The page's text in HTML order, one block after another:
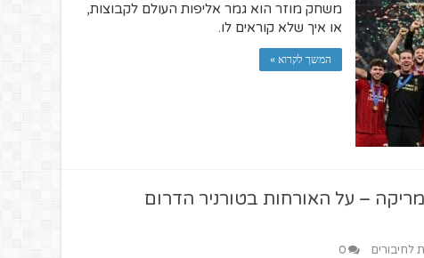
משחק מוזר הוא גמר אליפות העולם לקבוצות,
או איך שלא קוראים לו.
המשך לקרוא »
– על האורחות בטורניר הדרום
לחיבורים 0